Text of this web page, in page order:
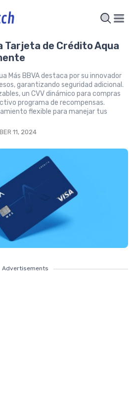
Tarjeta de Crédito Aqua
Más BBVA destaca por su innovador
garantizando seguridad adicional.
un CVV dinámico para compras
programa de recompensas.
flexible para manejar tus
11, 2024
Advertisements